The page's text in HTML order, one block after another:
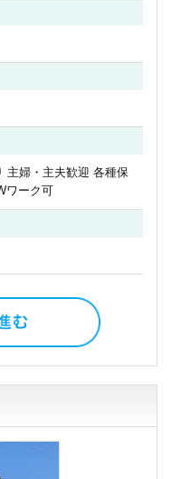
主婦・主夫歓迎 各種保
ワーク可